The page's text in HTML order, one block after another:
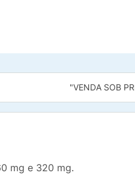
"VENDA SOB
mg e 320 mg.